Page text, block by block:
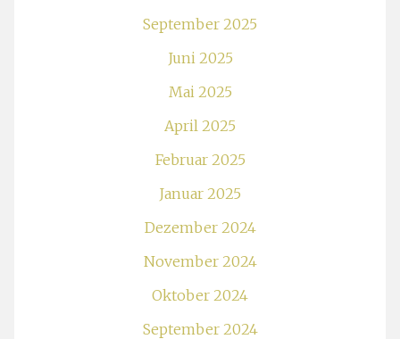
September 2025
Juni 2025
Mai 2025
April 2025
Februar 2025
Januar 2025
Dezember 2024
November 2024
Oktober 2024
September 2024